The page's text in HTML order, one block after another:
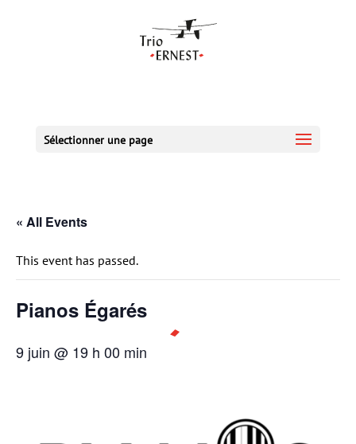
Sélectionner une page
« All Events
This event has passed.
Pianos Égarés
9 juin @ 19 h 00 min